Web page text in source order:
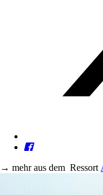
→ mehr aus dem Ressort